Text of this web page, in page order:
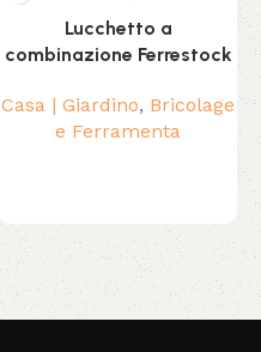
Lucchetto a
combinazione Ferrestock
Casa | Giardino, Bricolage
e Ferramenta